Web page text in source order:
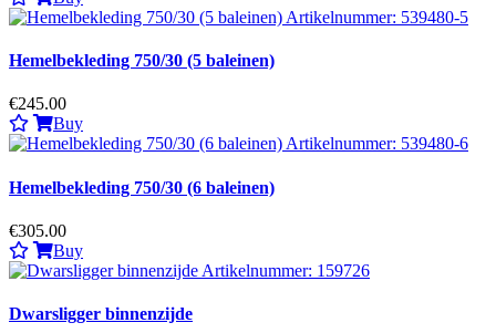
Hemelbekleding 750/30 (5 baleinen)
€245.00
Buy
Hemelbekleding 750/30 (6 baleinen)
€305.00
Buy
Dwarsligger binnenzijde